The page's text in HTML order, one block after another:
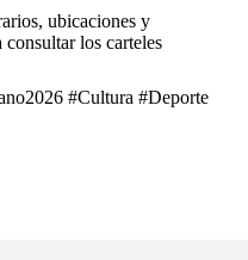
ubicaciones y
consultar los carteles
#Cultura #Deporte